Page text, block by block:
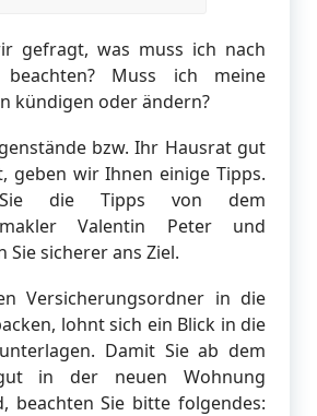
gefragt, was muss ich nach
Muss ich meine
kündigen oder ändern?
bzw. Ihr Hausrat gut
geben wir Ihnen einige Tipps.
Sie die Tipps von dem
Valentin Peter und
Sie sicherer ans Ziel.
Versicherungsordner in die
lohnt sich ein Blick in die
Damit Sie ab dem
in der neuen Wohnung
beachten Sie bitte folgendes: